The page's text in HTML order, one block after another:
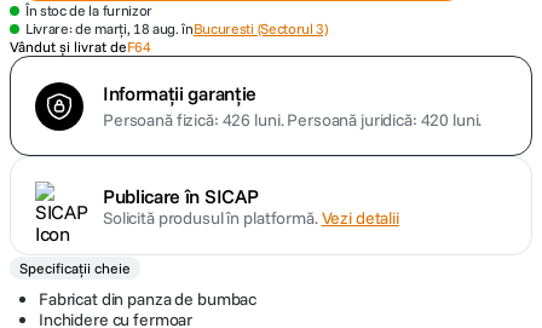
9. insta 360
10. godox
În stoc de la furnizor
Livrare: de marți, 18 aug. înBucuresti (Sectorul 3)
Vândut și livrat deF64
Informații garanție
Persoană fizică: 426 luni. Persoană juridică: 420 luni.
Publicare în SICAP
Solicită produsul în platformă.Vezi detalii
Specificații cheie
Fabricat din panza de bumbac
Inchidere cu fermoar